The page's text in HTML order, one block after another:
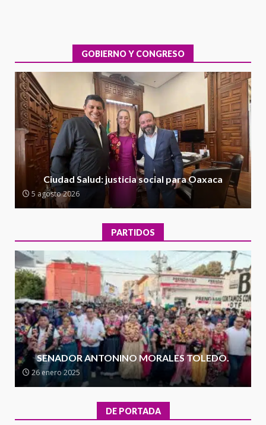
1
integral de las instalaciones de la
Escuela Secundaria General
Moisés Sáenz Garza
5 agosto 2026
2
Ciudad Salud: justicia social para
Oaxaca
5 agosto 2026
3
Encuentro de Ariadna Montiel
con el Gobernador Salomón Jara
Cruz reafirma la consolidación
de la transformación en
territorio oaxaqueño
30 julio 2026
4
presencia institucional en San
Juan Mazatlán
20 julio 2026
5
Sanciona Municipio de Oaxaca
de Juárez caso de maltrato
animal tras denuncia ciudadana
16 julio 2026
Detienen a Ernesto Ruffo en Baja
California; FGR lo investiga por
presuntos delitos de
GOBIERNO Y CONGRESO
Ciudad Salud: justicia social para Oaxaca
5 agosto 2026
PARTIDOS
SENADOR ANTONINO MORALES TOLEDO.
26 enero 2025
DE PORTADA